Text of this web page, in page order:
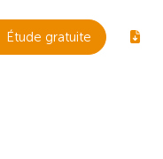
Étude gratuite